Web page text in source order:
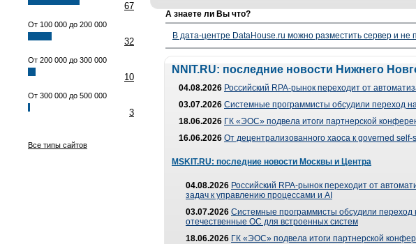
67
От 100 000 до 200 000
32
От 200 000 до 300 000
10
От 300 000 до 500 000
3
Все типы сайтов
А знаете ли Вы что?
В дата-центре DataHouse.ru можно разместить сервер и не
NNIT.RU: последние новости Нижнего
04.08.2026 Российский RPA-рынок переходит от
03.07.2026 Системные программисты обсудили переход
18.06.2026 ГК «ЭОС» подвела итоги партнерской
16.06.2026 От децентрализованного хаоса к governed
MSKIT.RU: последние новости Москвы и Центра
04.08.2026 Российский RPA-рынок переходит от
задач к управлению процессами и AI
03.07.2026 Системные программисты обсудили переход
отечественные ОС для встроенных систем
18.06.2026 ГК «ЭОС» подвела итоги партнерской